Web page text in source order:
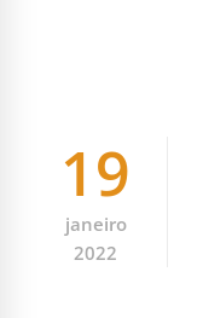
19
janeiro
2022